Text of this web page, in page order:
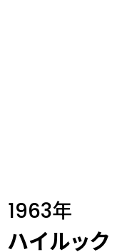
1963年
ハイルック